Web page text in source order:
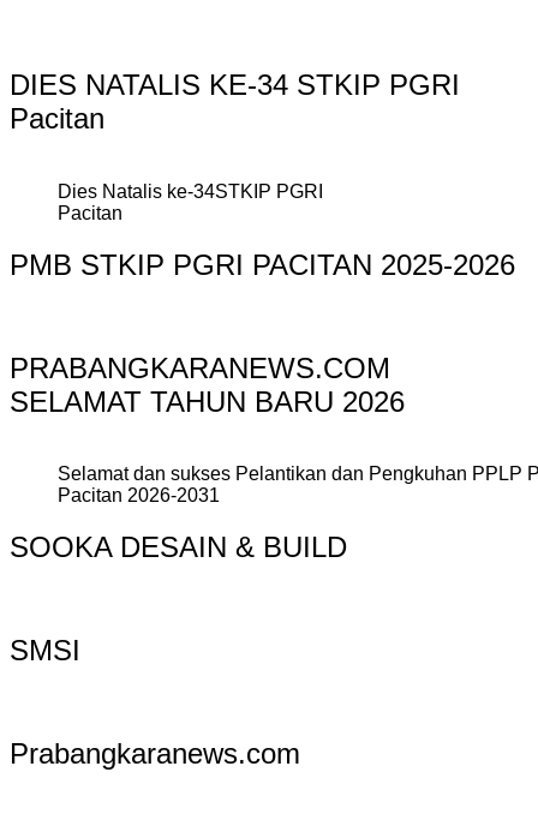
DIES NATALIS KE-34 STKIP PGRI
Pacitan
Dies Natalis ke-34STKIP PGRI
Pacitan
PMB STKIP PGRI PACITAN 2025-2026
PRABANGKARANEWS.COM
SELAMAT TAHUN BARU 2026
Selamat dan sukses Pelantikan dan Pengkuhan PPLP
Pacitan 2026-2031
SOOKA DESAIN & BUILD
SMSI
Prabangkaranews.com